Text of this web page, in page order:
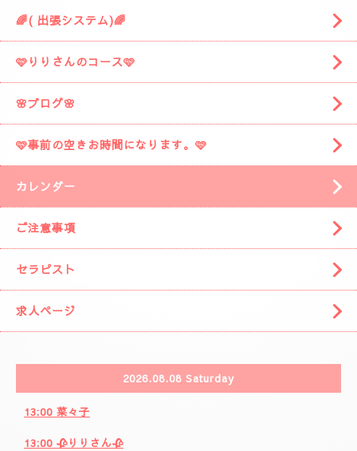
🌈( 出張システム)🌈
🩷りりさんのコース🩷
🌸ブログ🌸
🩷事前の空きお時間になります。🩷
カレンダー
ご注意事項
セラピスト
求人ページ
2026.08.08 Saturday
13:00 菜々子
13:00 🥀りりさん🥀